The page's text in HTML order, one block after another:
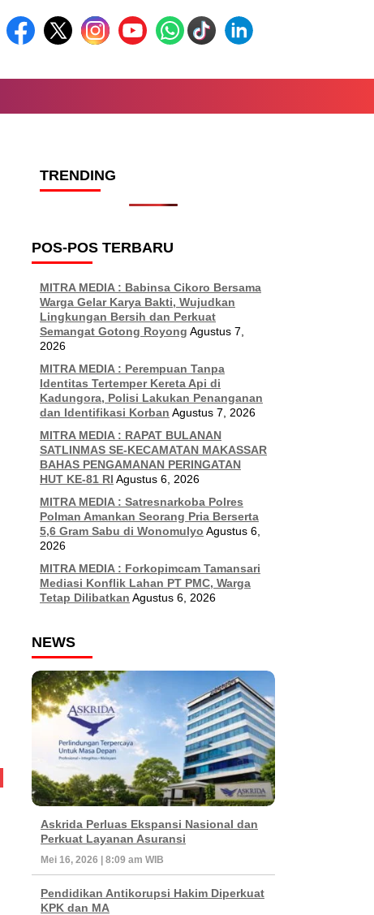
TRENDING
POS-POS TERBARU
MITRA MEDIA : Babinsa Cikoro Bersama
Warga Gelar Karya Bakti, Wujudkan
Lingkungan Bersih dan Perkuat
Semangat Gotong Royong Agustus 7,
2026
MITRA MEDIA : Perempuan Tanpa
Identitas Tertemper Kereta Api di
Kadungora, Polisi Lakukan Penanganan
dan Identifikasi Korban Agustus 7, 2026
MITRA MEDIA : RAPAT BULANAN
SATLINMAS SE-KECAMATAN MAKASSAR
BAHAS PENGAMANAN PERINGATAN
HUT KE-81 RI Agustus 6, 2026
MITRA MEDIA : Satresnarkoba Polres
Polman Amankan Seorang Pria Berserta
5,6 Gram Sabu di Wonomulyo Agustus 6,
2026
MITRA MEDIA : Forkopimcam Tamansari
Mediasi Konflik Lahan PT PMC, Warga
Tetap Dilibatkan Agustus 6, 2026
NEWS
Askrida Perluas Ekspansi Nasional dan
Perkuat Layanan Asuransi
Mei 16, 2026 | 8:09 am WIB
Pendidikan Antikorupsi Hakim Diperkuat
KPK dan MA